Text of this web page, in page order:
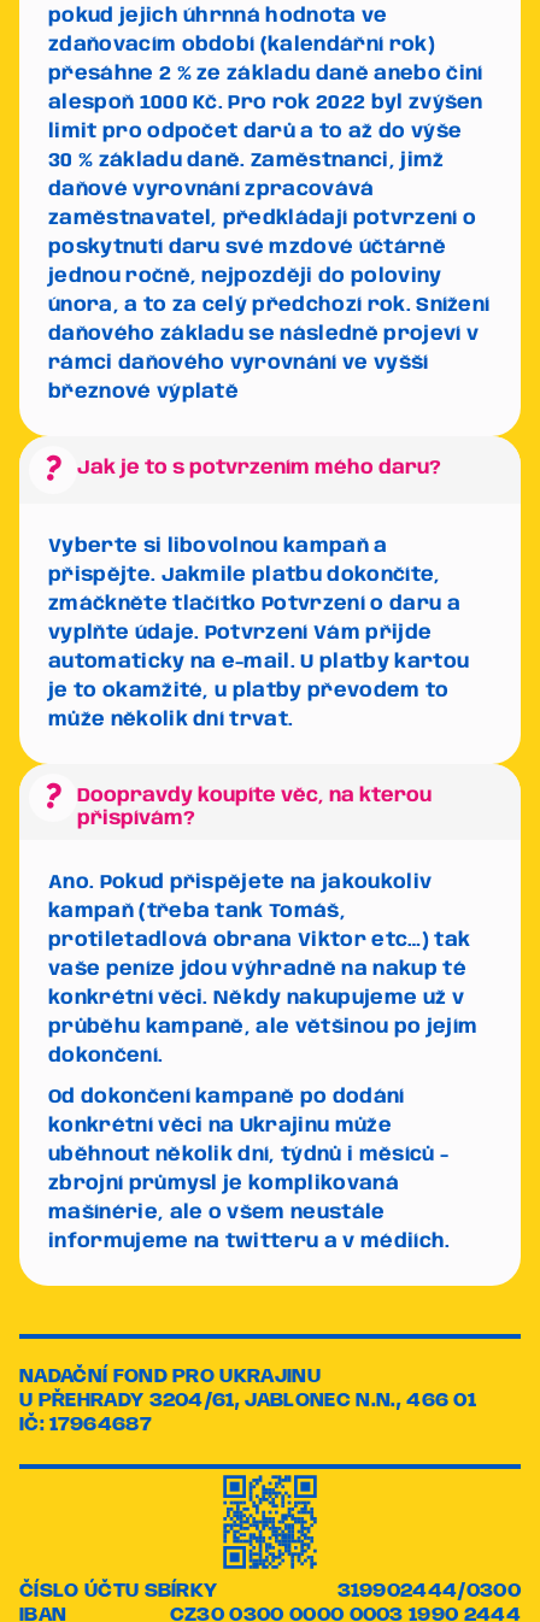
pokud jejich úhrnná hodnota ve
zdaňovacím období (kalendářní rok)
přesáhne 2 % ze základu daně anebo činí
alespoň 1000 Kč. Pro rok 2022 byl zvýšen
limit pro odpočet darů a to až do výše
30 % základu daně.Zaměstnanci, jimž
daňové vyrovnání zpracovává
zaměstnavatel, předkládají potvrzení o
poskytnutí daru své mzdové účtárně
jednou ročně, nejpozději do poloviny
února, a to za celý předchozí rok. Snížení
daňového základu se následně projeví v
rámci daňového vyrovnání ve vyšší
březnové výplatě
question_mark Jak je to s potvrzením mého daru?
Vyberte si libovolnou kampaň a
přispějte. Jakmile platbu dokončíte,
zmáčkněte tlačítko Potvrzení o daru a
vyplňte údaje. Potvrzení Vám přijde
automaticky na e-mail. U platby kartou
je to okamžité, u platby převodem to
může několik dní trvat.
question_mark
Doopravdy koupíte věc, na kterou
přispívám?
Ano. Pokud přispějete na jakoukoliv
kampaň (třeba tank Tomáš,
protiletadlová obrana Viktor etc…) tak
vaše peníze jdou výhradně na nakup té
konkrétní věci. Někdy nakupujeme už v
průběhu kampaně, ale většinou po jejím
dokončení.
Od dokončení kampaně po dodání
konkrétní věci na Ukrajinu může
uběhnout několik dní, týdnů i měsíců -
zbrojní průmysl je komplikovaná
mašínérie, ale o všem neustále
informujeme na twitteru a v médiích.
NADAČNÍ FOND PRO UKRAJINU
U PŘEHRADY 3204/61, JABLONEC N.N., 466 01
IČ: 17964687
ČÍSLO ÚČTU SBÍRKY
319902444/0300
IBAN
CZ30 0300 0000 0003 1990 2444